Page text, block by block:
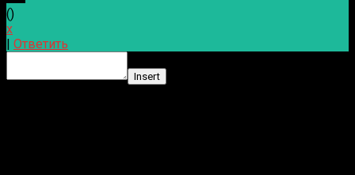
()
x
Ответить
Insert